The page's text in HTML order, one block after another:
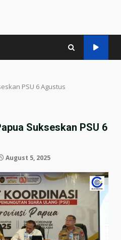
PSU 6 Agustus
Sukseskan PSU 6
August 5, 2025